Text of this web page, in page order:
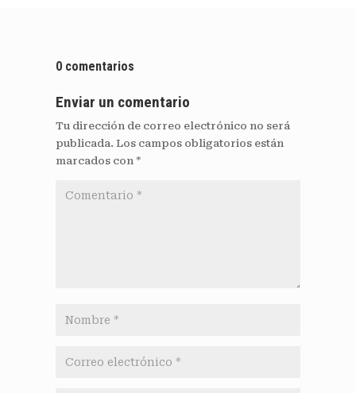
0 comentarios
Enviar un comentario
Tu dirección de correo electrónico no será
publicada. Los campos obligatorios están
marcados con *